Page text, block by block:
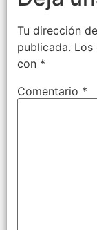
Tu dirección
publicada. Los
con *
Comentario *